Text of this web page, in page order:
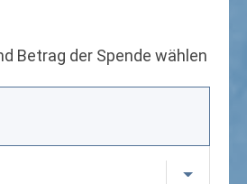
Betrag der Spende wählen